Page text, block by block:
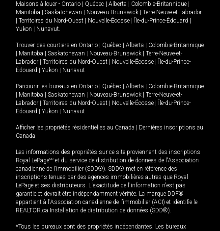
Maisons à louer - Ontario Québec Alberta Colombie-Britannique
Manitoba
Saskatchewan Nouveau-Brunswick
Terre-Neuve-et-Labrador
Territoires du Nord-Ouest Nouvelle-Écosse Île-du-Prince-Édouard
Yukon
Nunavut.
Trouver des courtiers en Ontario Québec Alberta
Colombie-Britannique
Manitoba Saskatchewan Nouveau-Brunswick
Terre-Neuve-et-
Labrador
Territoires du Nord-Ouest Nouvelle-Écosse
Île-du-Prince-
Édouard
Yukon Nunavut
Parcourir les bureaux en Ontario Québec Alberta
Colombie-Britannique
Manitoba Saskatchewan Nouveau-Brunswick
Terre-Neuve-et-
Labrador
Territoires du Nord-Ouest Nouvelle-Écosse
Île-du-Prince-
Édouard
Yukon Nunavut
Afficher les propriétés résidentielles au Canada
Dernières inscriptions au
Canada
Les informations des propriétés sur ce site proviennent des inscriptions
Royal LePageMD et du service de distribution de données de l'Association
canadienne de l’immobilier (SDD®). SDD® met en référence des
inscriptions tenues par des agences immobilières autres que Royal
LePage et ses distributeurs. L'exactitude de l'information n'est pas
garantie et devrait être indépendamment vérifiée. La marque DDF®
appartient à l'Association canadienne de l’immobilier (ACI) et identifie le
REALTOR.ca Installation de distribution de données (SDD®).
*Tous les bureaux sont des propriétés indépendantes. Les bureaux